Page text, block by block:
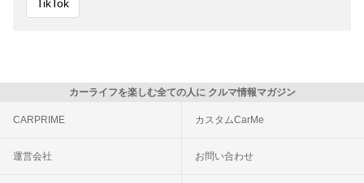
TikTok
カーライフを楽しむ全ての人に クルマ情報マガジン
CARPRIME カスタムCarMe
運営会社 お問い合わせ